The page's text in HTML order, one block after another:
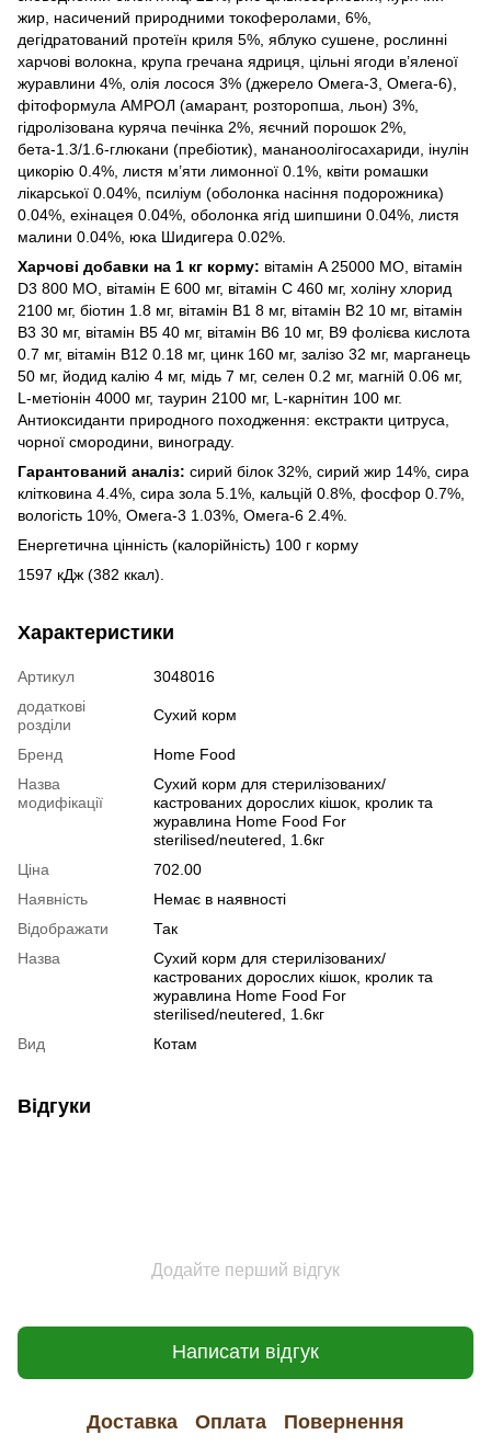
жир, насичений природними токоферолами, 6%,
дегідратований протеїн криля 5%, яблуко сушене, рослинні
харчові волокна, крупа гречана ядриця, цільні ягоди в’яленої
журавлини 4%, олія лосося 3% (джерело Омега-3, Омега-6),
фітоформула АМРОЛ (амарант, розторопша, льон) 3%,
гідролізована куряча печінка 2%, яєчний порошок 2%,
бета-1.3/1.6-глюкани (пребіотик), мананоолігосахариди, інулін
цикорію 0.4%, листя м’яти лимонної 0.1%, квіти ромашки
лікарської 0.04%, псиліум (оболонка насіння подорожника)
0.04%, ехінацея 0.04%, оболонка ягід шипшини 0.04%, листя
малини 0.04%, юка Шидигера 0.02%.
Харчові добавки на 1 кг корму: вітамін A 25000 МО, вітамін
D3 800 МО, вітамін Е 600 мг, вітамін C 460 мг, холіну хлорид
2100 мг, біотин 1.8 мг, вітамін В1 8 мг, вітамін В2 10 мг, вітамін
В3 30 мг, вітамін В5 40 мг, вітамін В6 10 мг, В9 фолієва кислота
0.7 мг, вітамін В12 0.18 мг, цинк 160 мг, залізо 32 мг, марганець
50 мг, йодид калію 4 мг, мідь 7 мг, селен 0.2 мг, магній 0.06 мг,
L-метіонін 4000 мг, таурин 2100 мг, L-карнітин 100 мг.
Антиоксиданти природного походження: екстракти цитруса,
чорної смородини, винограду.
Гарантований аналіз: сирий білок 32%, сирий жир 14%, сира
клітковина 4.4%, сира зола 5.1%, кальцій 0.8%, фосфор 0.7%,
вологість 10%, Омега-3 1.03%, Омега-6 2.4%.
Енергетична цінність (калорійність) 100 г корму
1597 кДж (382 ккал).
Характеристики
Артикул
3048016
додаткові
розділи
Сухий корм
Бренд
Home Food
Назва
модифікації
Сухий корм для стерилізованих/
кастрованих дорослих кішок, кролик та
журавлина Home Food For
sterilised/neutered, 1.6кг
Ціна
702.00
Наявність
Немає в наявності
Відображати
Так
Назва
Сухий корм для стерилізованих/
кастрованих дорослих кішок, кролик та
журавлина Home Food For
sterilised/neutered, 1.6кг
Вид
Котам
Відгуки
Додайте перший відгук
Написати відгук
Доставка Оплата Повернення